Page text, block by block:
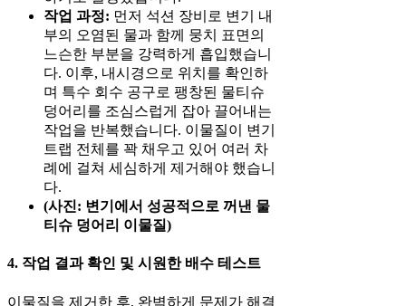
작업 과정: 먼저 석션 장비로 변기 내
부의 오염된 물과 함께 뭉치 표면의
느슨한 부분을 강력하게 흡입했습니
다. 이후, 내시경으로 위치를 확인하
며 특수 회수 공구로 팽창된 물티슈
덩어리를 조심스럽게 잡아 끌어내는
작업을 반복했습니다. 이물질이 변기
트랩 전체를 꽉 채우고 있어 여러 차
례에 걸쳐 세심하게 제거해야 했습니
다.
(사진: 변기에서 성공적으로 꺼낸 물
티슈 덩어리 이물질)
4. 작업 결과 확인 및 시원한 배수 테스트
이물질을 제거한 후, 완벽하게 문제가 해결